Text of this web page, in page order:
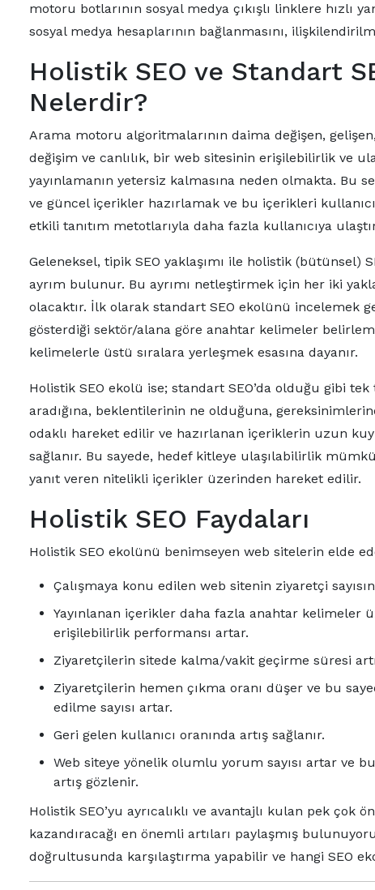
motoru botlarının sosyal medya çıkışlı linklere hızlı
sosyal medya hesaplarının bağlanmasını,
Holistik SEO ve Standart
Nelerdir?
Arama motoru algoritmalarının daima değişen,
değişim ve canlılık, bir web sitesinin erişilebilirlik ve
yayınlamanın yetersiz kalmasına neden olmakta.
ve güncel içerikler hazırlamak ve bu içerikleri
etkili tanıtım metotlarıyla daha fazla kullanıcıya
Geleneksel, tipik SEO yaklaşımı ile holistik (bütünsel)
ayrım bulunur. Bu ayrımı netleştirmek için her iki
olacaktır. İlk olarak standart SEO ekolünü incelemek
gösterdiği sektör/alana göre anahtar kelimeler
kelimelerle üstü sıralara yerleşmek esasına dayanır.
Holistik SEO ekolü ise; standart SEO’da olduğu gibi
aradığına, beklentilerinin ne olduğuna,
odaklı hareket edilir ve hazırlanan içeriklerin uzun
sağlanır. Bu sayede, hedef kitleye ulaşılabilirlik
yanıt veren nitelikli içerikler üzerinden hareket edilir.
Holistik SEO Faydaları
Holistik SEO ekolünü benimseyen web sitelerin elde
Çalışmaya konu edilen web sitenin ziyaretçi
Yayınlanan içerikler daha fazla anahtar kelimeler
erişilebilirlik performansı artar.
Ziyaretçilerin sitede kalma/vakit geçirme süresi
Ziyaretçilerin hemen çıkma oranı düşer ve bu
edilme sayısı artar.
Geri gelen kullanıcı oranında artış sağlanır.
Web siteye yönelik olumlu yorum sayısı artar ve
artış gözlenir.
Holistik SEO’yu ayrıcalıklı ve avantajlı kulan pek
kazandıracağı en önemli artıları paylaşmış
doğrultusunda karşılaştırma yapabilir ve hangi SEO